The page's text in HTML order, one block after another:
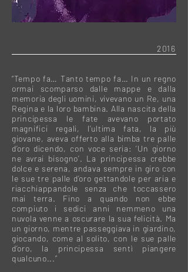
2016
“Tempo fa… Tanto tempo fa… In un regno
ormai scomparso dalle mappe e dalla
memoria degli uomini, vivevano un Re, una
Regina e la loro bambina. Alla nascita della
principessa le fate avevano portato
magnifici regali, l’ultima fata, la più
giovane, aveva offerto alla bimba tre palle
d’oro dicendo, con voce seria: ‘Un giorno
ne avrai bisogno’. La principessa crebbe
dolce e serena, andava sempre in giro con
le sue tre palle d’oro gettandole per aria e
riacchiappandole senza che toccassero
mai terra. Fino a quando non ebbe
compiuto i sedici anni nemmeno una
nuvola venne a oscurare la sua felicità. Ma
un giorno, mentre passeggiava in giardino,
giocando, come al solito, con le sue palle
d’oro, la principessa sentì piangere
qualcuno...”